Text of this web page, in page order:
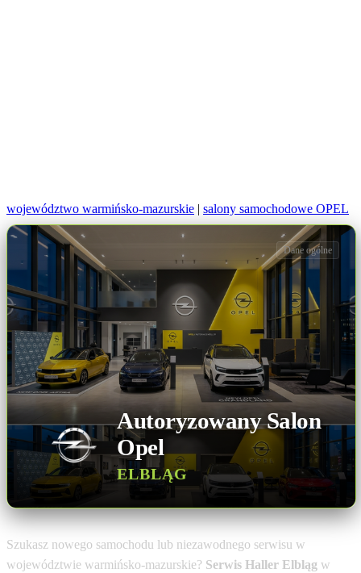
województwo warmińsko-mazurskie | salony samochodowe OPEL
Autoryzowany Salon
Opel
ELBLĄG
Dane ogólne
Szukasz nowego samochodu lub niezawodnego serwisu w
województwie warmińsko-mazurskie? Serwis Haller Elbląg w